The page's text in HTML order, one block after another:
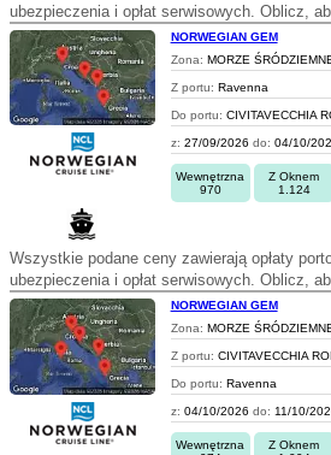
ubezpieczenia i opłat serwisowych. Oblicz,
NORWEGIAN GEM
Zona: MORZE
Z portu: Ravenna
Do portu: CIVITAVECCHIA
z: 27/09/2026 do: 04/10/
Wewnętrzna
970
Z Oknem
1.124
Wszystkie podane ceny zawierają opłaty
ubezpieczenia i opłat serwisowych. Oblicz,
NORWEGIAN GEM
Zona: MORZE
Z portu: CIVITAVECCHIA
Do portu: Ravenna
z: 04/10/2026 do: 11/10/
Wewnętrzna
Z Oknem